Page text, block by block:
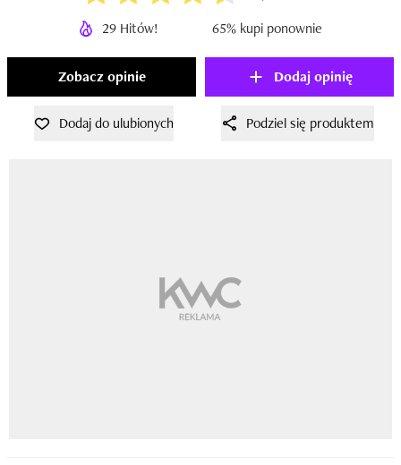
29 Hitów! 65% kupi ponownie
Zobacz opinie Dodaj opinię
Dodaj do ulubionych Podziel się produktem